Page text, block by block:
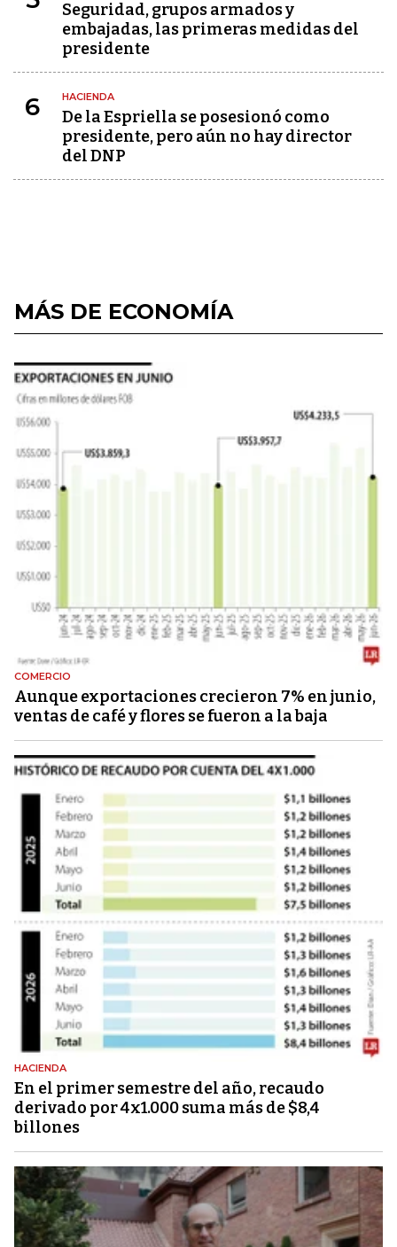
Seguridad, grupos armados y
embajadas, las primeras medidas del
presidente
6 HACIENDA
De la Espriella se posesionó como
presidente, pero aún no hay director
del DNP
MÁS DE ECONOMÍA
COMERCIO
Aunque exportaciones crecieron 7% en junio,
ventas de café y flores se fueron a la baja
HACIENDA
En el primer semestre del año, recaudo
derivado por 4x1.000 suma más de $8,4
billones